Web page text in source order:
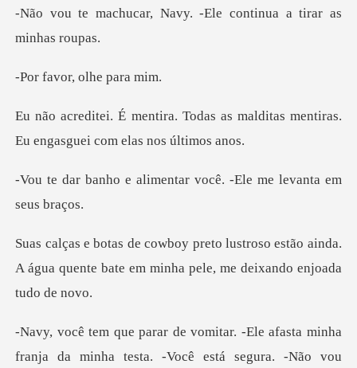
Navy. -Ele continua a
or, olhe
as as malditas mentiras.
Eu enga
imentar você. -Ele me
oso estão ainda.
A água quente bate em mi
le afasta minha
franja da minha testa. -